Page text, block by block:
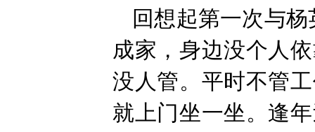
回想起第一次与
成家，身边没个人
没人管。平时不管
就上门坐一坐。逢